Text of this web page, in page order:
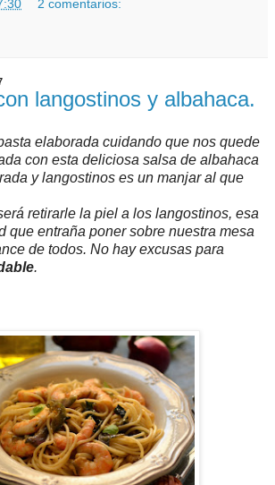
2 comentarios:
langostinos y albahaca.
elaborada cuidando que nos quede
con esta deliciosa salsa de albahaca
y langostinos es un manjar al que
retirarle la piel a los langostinos, esa
que entraña poner sobre nuestra mesa
de todos. No hay excusas para
.